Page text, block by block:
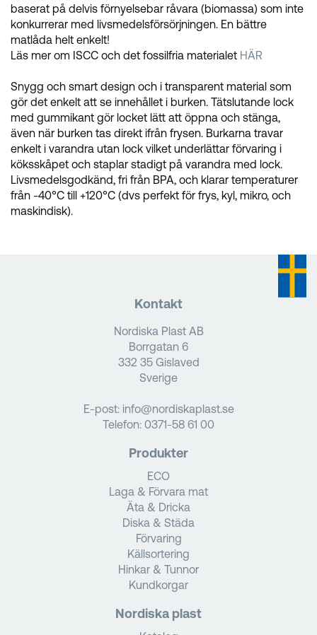
baserat på delvis förnyelsebar råvara (biomassa) som inte
konkurrerar med livsmedelsförsörjningen. En bättre
matlåda helt enkelt!
Läs mer om ISCC och det fossilfria materialet HÄR
Snygg och smart design och i transparent material som
gör det enkelt att se innehållet i burken. Tätslutande lock
med gummikant gör locket lätt att öppna och stänga,
även när burken tas direkt ifrån frysen. Burkarna travar
enkelt i varandra utan lock vilket underlättar förvaring i
köksskåpet och staplar stadigt på varandra med lock.
Livsmedelsgodkänd, fri från BPA, och klarar temperaturer
från -40°C till +120°C (dvs perfekt för frys, kyl, mikro, och
maskindisk).
Kontakt
Nordiska Plast AB
Borrgatan 6
332 35 Gislaved
Sverige
E-post: info@nordiskaplast.se
Telefon: 0371-58 61 00
Produkter
ECO
Laga & Förvara mat
Äta & Dricka
Diska & Städa
Förvaring
Källsortering
Hinkar & Tunnor
Kundkorgar
Nordiska plast